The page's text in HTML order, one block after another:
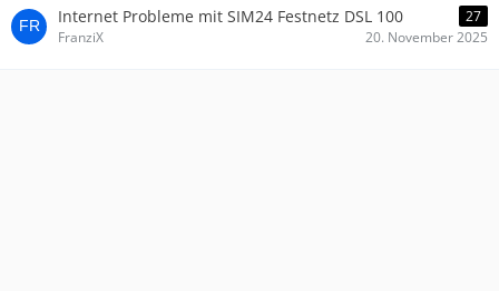
Internet Probleme mit SIM24 Festnetz DSL 100
27
FranziX
20. November 2025